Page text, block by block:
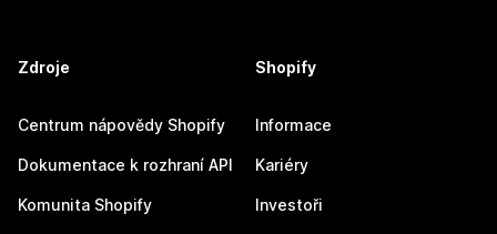
Zdroje
Centrum nápovědy Shopify
Dokumentace k rozhraní API
Komunita Shopify
Shopify
Informace
Kariéry
Investoři